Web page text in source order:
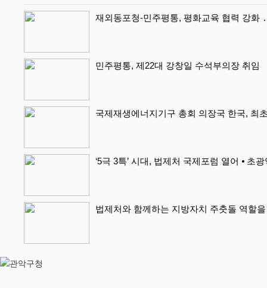
재외동포청-민주평통, 평화교육 협력 강화
민주평통, 제22대 강창일 수석부의장 취임
국제재생에너지기구 총회 의장국 한국, 최
‘5극 3특’ 시대, 법제처 국제포럼 열어 ⦁ 초
법제처와 함께하는 지방자치 주춧돌 역할